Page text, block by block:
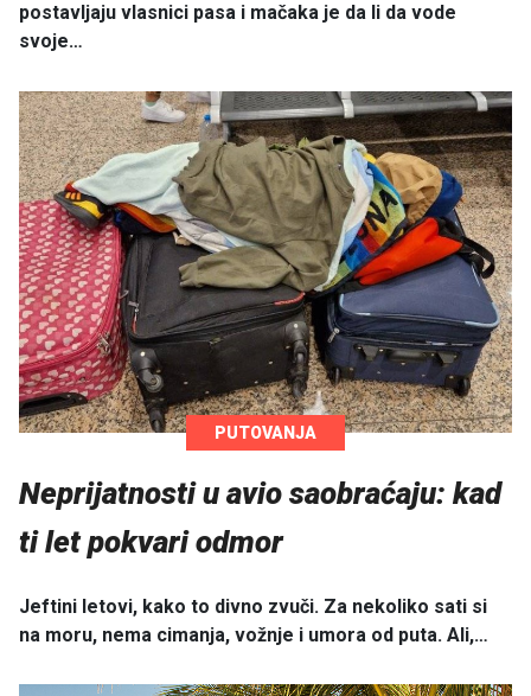
postavljaju vlasnici pasa i mačaka je da li da vode
svoje…
PUTOVANJA
Neprijatnosti u avio saobraćaju: kad
ti let pokvari odmor
Jeftini letovi, kako to divno zvuči. Za nekoliko sati si
na moru, nema cimanja, vožnje i umora od puta. Ali,…